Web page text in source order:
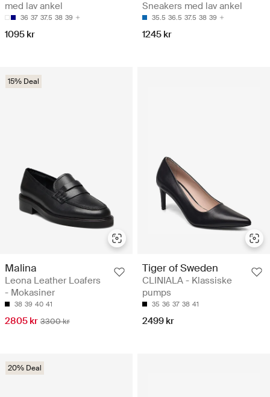
med lav ankel
36 37 37.5 38 39
1095 kr
Sneakers med lav ankel
35.5 36.5 37.5 38 39
1245 kr
15% Deal
Malina
Leona Leather Loafers
- Mokasiner
38 39 40 41
2805 kr 3300 kr
Tiger of Sweden
CLINIALA - Klassiske
pumps
35 36 37 38 41
2499 kr
20% Deal